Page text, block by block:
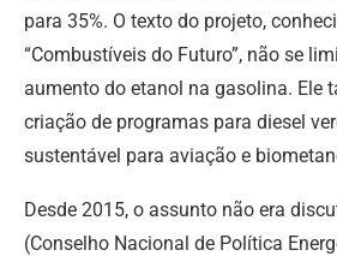
para 35%. O texto do projeto,
“Combustíveis do Futuro”, não se
aumento do etanol na gasolina. Ele
criação de programas para diesel
sustentável para aviação e
Desde 2015, o assunto não era
(Conselho Nacional de Política